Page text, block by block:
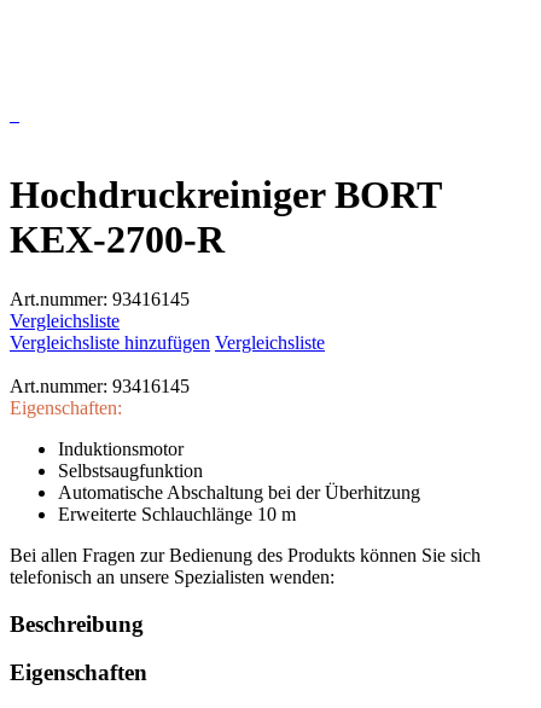
Hochdruckreiniger BORT
KEX-2700-R
Art.nummer: 93416145
Vergleichsliste
Vergleichsliste hinzufügen Vergleichsliste
Art.nummer: 93416145
Eigenschaften:
Induktionsmotor
Selbstsaugfunktion
Automatische Abschaltung bei der Überhitzung
Erweiterte Schlauchlänge 10 m
Bei allen Fragen zur Bedienung des Produkts können Sie sich
telefonisch an unsere Spezialisten wenden:
Beschreibung
Eigenschaften